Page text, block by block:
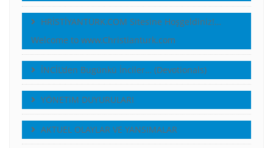
HRİSTİYANTÜRK.COM Sitesine Hoşgeldiniz!…
Welcome to www.Christianturk.com
İNCİL’den Bugünkü İnciler… (Devotionals)
YÖNETiM DUYURULARI
AKTUEL OLAYLAR VE YANSIMALAR